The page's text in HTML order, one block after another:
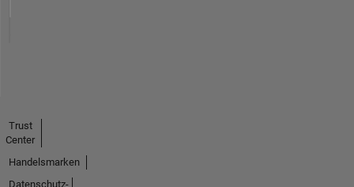
Trust
Center
Handelsmarken
Datenschutz-